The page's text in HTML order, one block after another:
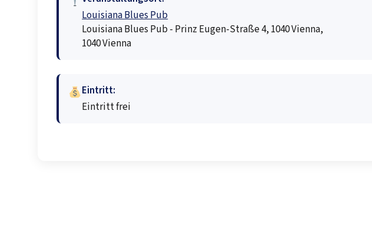
Louisiana Blues Pub
Louisiana Blues Pub - Prinz Eugen-Straße 4, 1040 Vienna,
1040 Vienna
Eintritt:
Eintritt frei